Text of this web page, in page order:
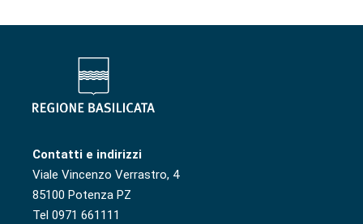
Contatti e indirizzi
Viale Vincenzo Verrastro, 4
85100 Potenza PZ
Tel 0971 661111